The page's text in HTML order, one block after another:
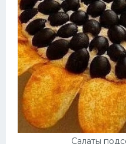
Салаты